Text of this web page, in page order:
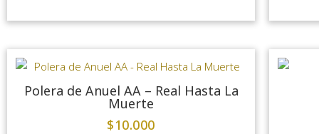
Polera de Anuel AA – Real Hasta La
Muerte
$10.000